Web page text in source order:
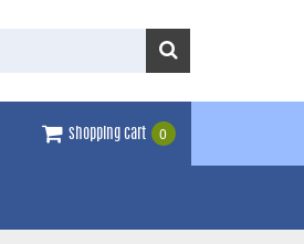
shopping cart 0